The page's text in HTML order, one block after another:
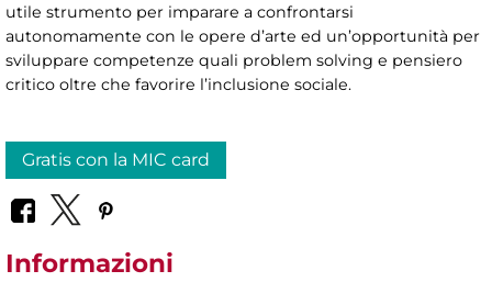
utile strumento per imparare a confrontarsi
autonomamente con le opere d’arte ed un’opportunità per
sviluppare competenze quali problem solving e pensiero
critico oltre che favorire l’inclusione sociale.
Gratis con la MIC card
Informazioni